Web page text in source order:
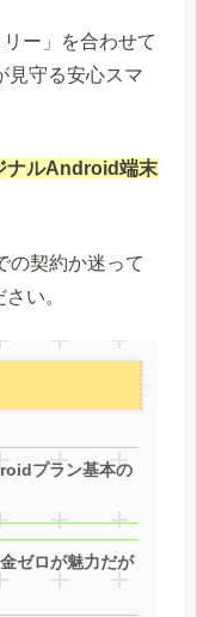
ー」を合わせて
見守る安心スマ
ナルAndroid端末
の契約か迷って
い。
プラン基本の
ゼロが魅力だが